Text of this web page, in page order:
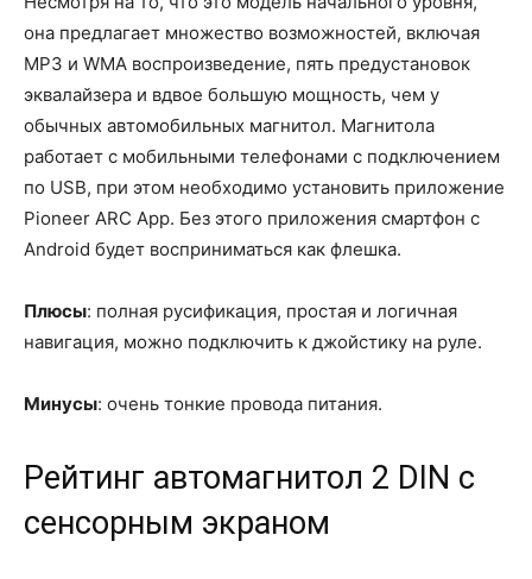
она предлагает множество возможностей, включая
MP3 и WMA воспроизведение, пять предустановок
эквалайзера и вдвое большую мощность, чем у
обычных автомобильных магнитол. Магнитола
работает с мобильными телефонами с подключением
по USB, при этом необходимо установить приложение
Pioneer ARC App. Без этого приложения смартфон с
Android будет восприниматься как флешка.
Плюсы: полная русификация, простая и логичная
навигация, можно подключить к джойстику на руле.
Минусы: очень тонкие провода питания.
Рейтинг автомагнитол 2 DIN с
сенсорным экраном